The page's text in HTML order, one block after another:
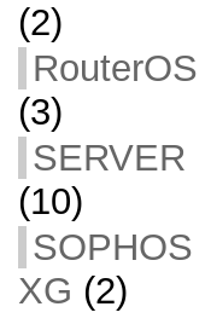
(2)
RouterOS
(3)
SERVER
(10)
SOPHOS
XG (2)